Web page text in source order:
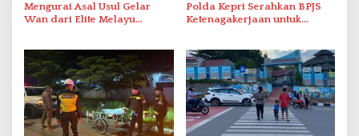
Mengurai Asal Usul Gelar
Wan dari Elite Melayu
Polda Kepri Serahkan BPJS
Ketenagakerjaan untuk